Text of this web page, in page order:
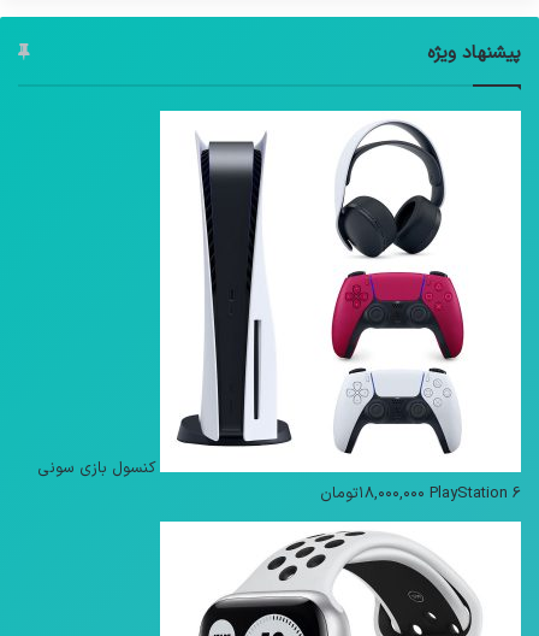
پیشنهاد ویژه
کنسول بازی سونی
PlayStation 6 ۱۸,۰۰۰,۰۰۰تومان